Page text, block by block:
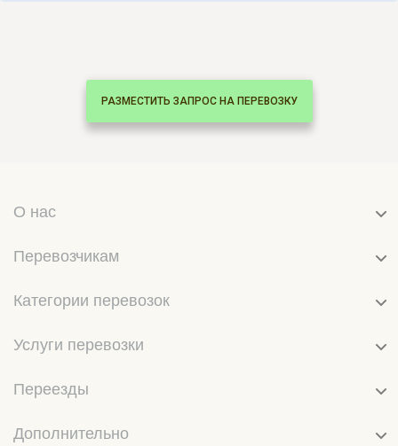
РАЗМЕСТИТЬ ЗАПРОС НА ПЕРЕВОЗКУ
О нас
Перевозчикам
Категории перевозок
Услуги перевозки
Переезды
Дополнительно